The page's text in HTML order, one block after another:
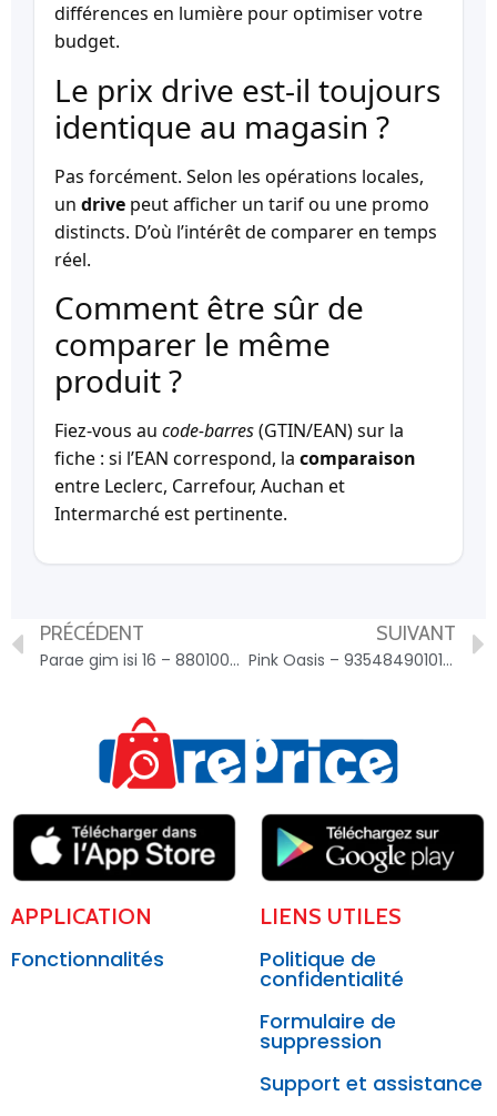
différences en lumière pour optimiser votre
budget.
Le prix drive est-il toujours
identique au magasin ?
Pas forcément. Selon les opérations locales,
un drive peut afficher un tarif ou une promo
distincts. D’où l’intérêt de comparer en temps
réel.
Comment être sûr de
comparer le même
produit ?
Fiez-vous au code-barres(GTIN/EAN) sur la
fiche : si l’EAN correspond, la comparaison
entre Leclerc, Carrefour, Auchan et
Intermarché est pertinente.
PRÉCÉDENT
Parae gim isi 16 – 8801005808156
SUIVANT
Pink Oasis – 9354849010104
APPLICATION
Fonctionnalités
LIENS UTILES
Politique de
confidentialité
Formulaire de
suppression
Support et assistance